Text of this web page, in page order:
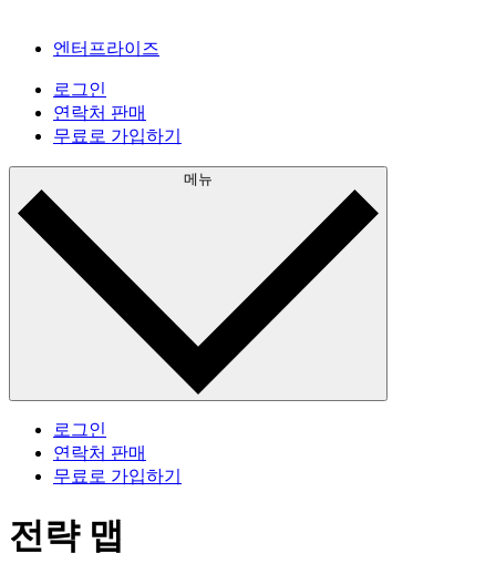
엔터프라이즈
로그인
연락처 판매
무료로 가입하기
메뉴
로그인
연락처 판매
무료로 가입하기
전략 맵